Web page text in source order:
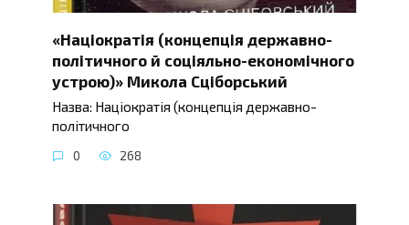
«Націократія (концепція державно-
політичного й соціяльно-економічного
устрою)» Микола Сціборський
Назва: Націократія (концепція державно-
політичного
0 268